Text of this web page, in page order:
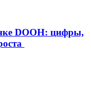
DOOH: цифры,